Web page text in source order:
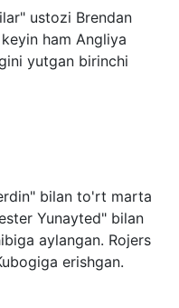
ustozi Brendan
ham Angliya
yutgan birinchi
bilan to'rt marta
Yunayted" bilan
aylangan. Rojers
erishgan.